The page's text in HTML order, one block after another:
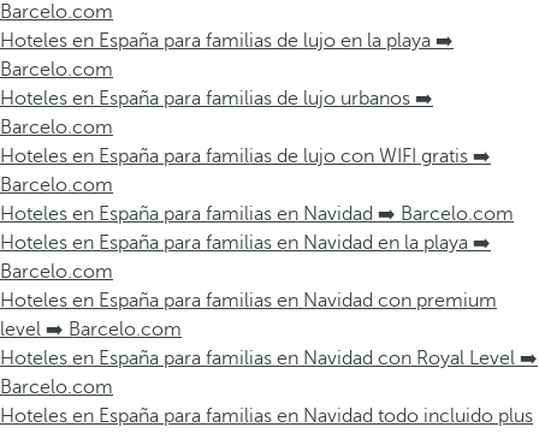
Barcelo.com
Hoteles en España para familias de lujo en la playa ➡️
Barcelo.com
Hoteles en España para familias de lujo urbanos ➡️
Barcelo.com
Hoteles en España para familias de lujo con WIFI gratis ➡️
Barcelo.com
Hoteles en España para familias en Navidad ➡️ Barcelo.com
Hoteles en España para familias en Navidad en la playa ➡️
Barcelo.com
Hoteles en España para familias en Navidad con premium
level ➡️ Barcelo.com
Hoteles en España para familias en Navidad con Royal Level ➡️
Barcelo.com
Hoteles en España para familias en Navidad todo incluido plus